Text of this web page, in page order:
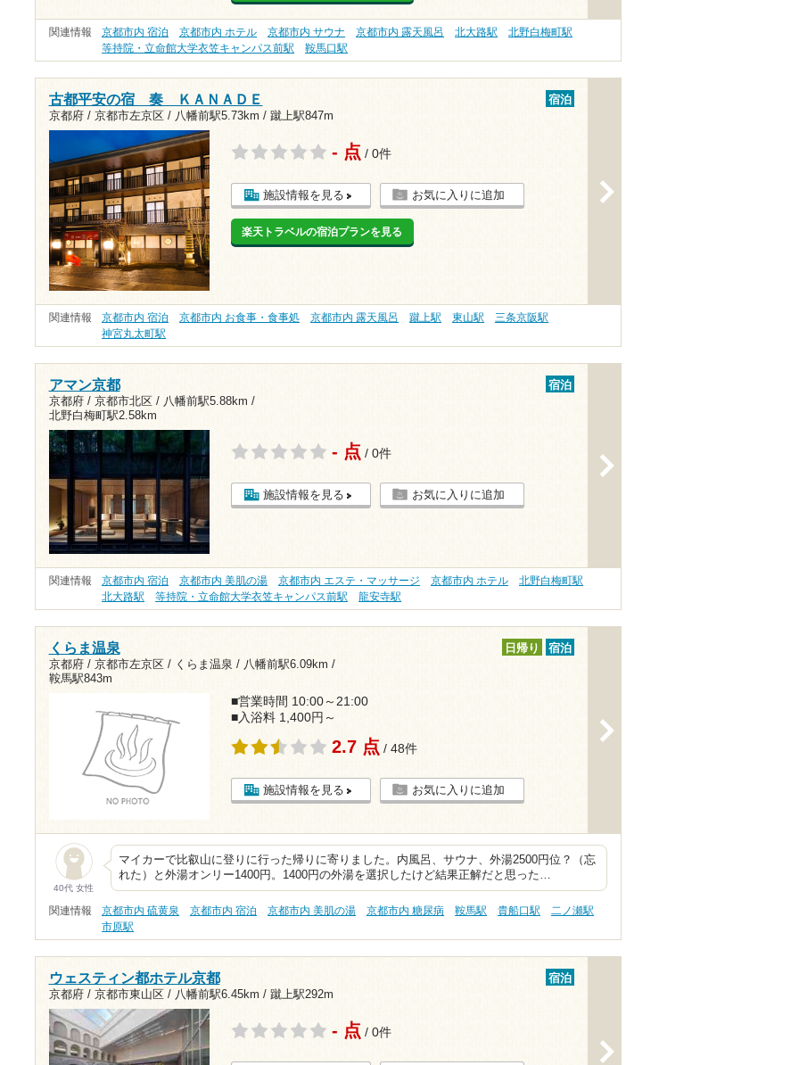
関連情報 京都市内 宿泊 京都市内 ホテル 京都市内 サウナ 京都市内 露天風呂 北大路駅
北野白梅町駅
等持院・立命館大学衣笠キャンパス前駅
鞍馬口駅
古都平安の宿 奏 ＫＡＮＡＤＥ
京都府 / 京都市左京区 / 八幡前駅5.73km / 蹴上駅847m
宿泊
- 点 / 0件
施設情報を見る お気に入りに追加
楽天トラベルの宿泊プランを見る
関連情報 京都市内 宿泊 京都市内 お食事・食事処 京都市内 露天風呂 蹴上駅 東山駅
三条京阪駅
神宮丸太町駅
アマン京都
京都府 / 京都市北区 / 八幡前駅5.88km /
北野白梅町駅2.58km
宿泊
- 点 / 0件
施設情報を見る お気に入りに追加
関連情報 京都市内 宿泊 京都市内 美肌の湯 京都市内 エステ・マッサージ 京都市内 ホテル
北野白梅町駅
北大路駅
等持院・立命館大学衣笠キャンパス前駅 龍安寺駅
くらま温泉
京都府 / 京都市左京区 / くらま温泉 / 八幡前駅6.09km /
鞍馬駅843m
日帰り 宿泊
■営業時間 10:00～21:00
■入浴料 1,400円～
2.7 点 / 48件
施設情報を見る お気に入りに追加
40代 女性
マイカーで比叡山に登りに行った帰りに寄りました。内風呂、サウナ、外湯2500円位？（忘
れた）と外湯オンリー1400円。1400円の外湯を選択したけど結果正解だと思った…
関連情報 京都市内 硫黄泉 京都市内 宿泊 京都市内 美肌の湯 京都市内 糖尿病 鞍馬駅 貴船口駅
二ノ瀬駅
市原駅
ウェスティン都ホテル京都
京都府 / 京都市東山区 / 八幡前駅6.45km / 蹴上駅292m
宿泊
- 点 / 0件